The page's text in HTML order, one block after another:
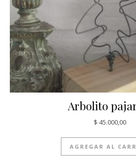
Arbolito
$ 45.000,00
AGREGAR AL